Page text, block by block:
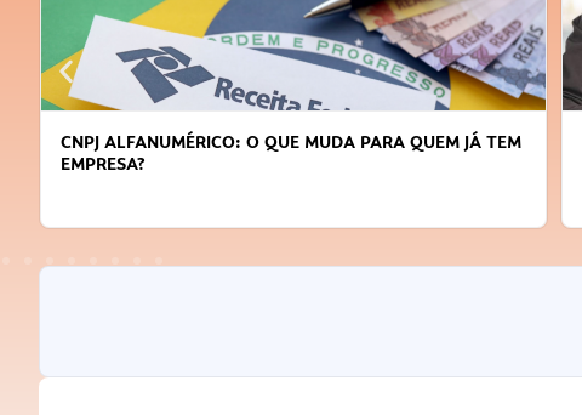
DICAS PARA OBTER CRÉDITO